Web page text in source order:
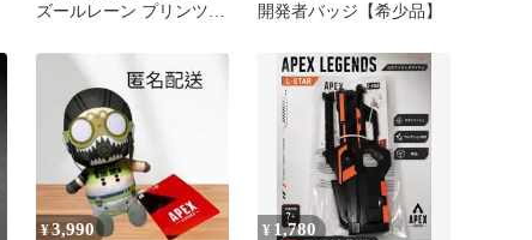
ズールレーン プリンツ・
ップ
開発者バッジ【希少品】
¥3,990 ¥ 1,780